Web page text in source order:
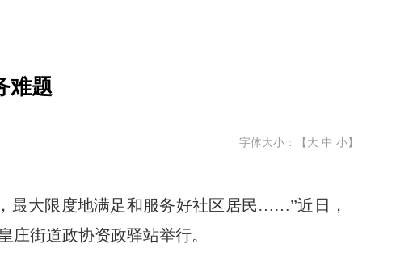
难题
字体大小：【大 中 小】
最大限度地满足和服务好社区居民……”近日，
庄街道政协资政驿站举行。